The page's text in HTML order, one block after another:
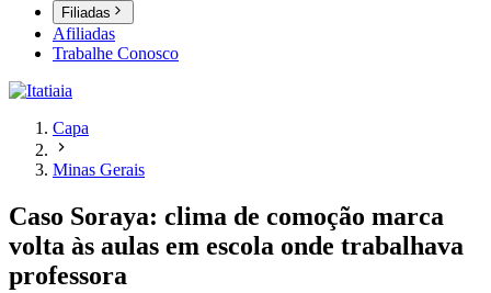
Filiadas
Afiliadas
Trabalhe Conosco
Capa
Minas Gerais
Caso Soraya: clima de comoção marca
volta às aulas em escola onde trabalhava
professora